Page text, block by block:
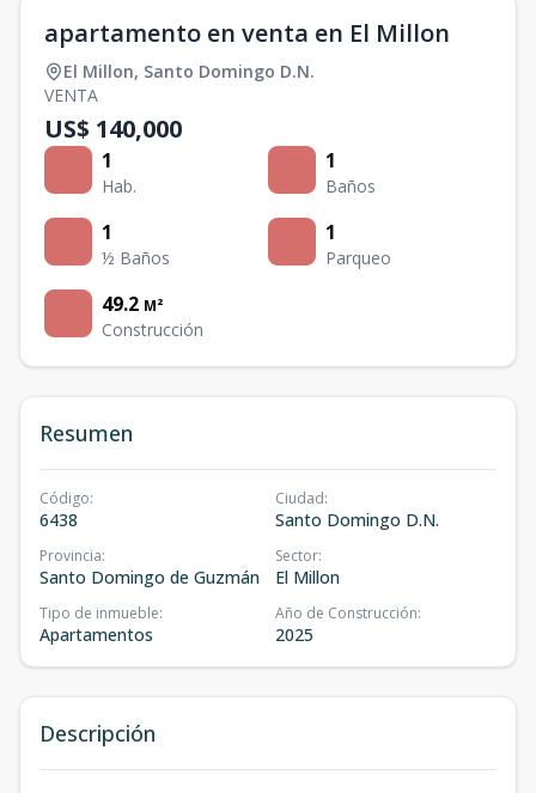
apartamento en venta en El Millon
El Millon, Santo Domingo D.N.
VENTA
US$ 140,000
1
Hab.
1
Baños
1
½ Baños
1
Parqueo
49.2 M²
Construcción
Resumen
Código:
6438
Ciudad:
Santo Domingo D.N.
Provincia:
Santo Domingo de Guzmán
Sector:
El Millon
Tipo de inmueble:
Apartamentos
Año de Construcción:
2025
Descripción